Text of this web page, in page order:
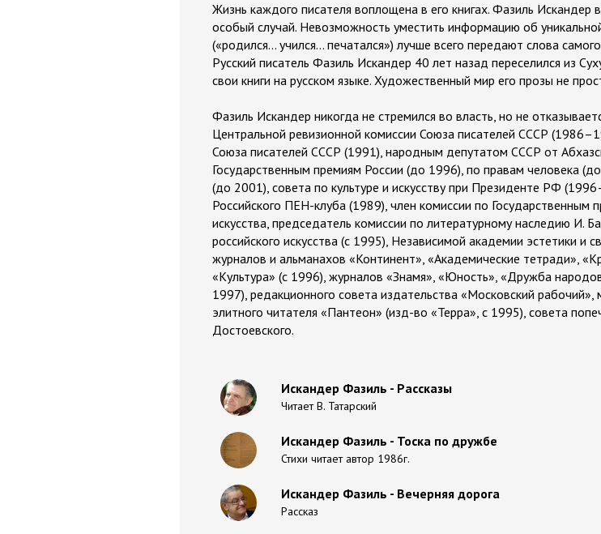
Жизнь каждого писателя воплощена в его книгах. Фазиль Искандер
особый случай. Невозможность уместить информацию об
(«родился... учился... печатался») лучше всего передают слова
Русский писатель Фазиль Искандер 40 лет назад переселился из
свои книги на русском языке. Художественный мир его прозы не
Фазиль Искандер никогда не стремился во власть, но не
Центральной ревизионной комиссии Союза писателей СССР
Союза писателей СССР (1991), народным депутатом СССР от
Государственным премиям России (до 1996), по правам человека
(до 2001), совета по культуре и искусству при Президенте РФ
Российского ПЕН-клуба (1989), член комиссии по Государственным
искусства, председатель комиссии по литературному наследию И.
российского искусства (с 1995), Независимой академии эстетики и
журналов и альманахов «Континент», «Академические тетради»,
«Культура» (с 1996), журналов «Знамя», «Юность», «Дружба
1997), редакционного совета издательства «Московский
элитного читателя «Пантеон» (изд-во «Терра», с 1995), совета
Достоевского.
Искандер Фазиль - Рассказы
Читает В. Татарский
Искандер Фазиль - Тоска по дружбе
Стихи читает автор 1986г.
Искандер Фазиль - Вечерняя дорога
Рассказ